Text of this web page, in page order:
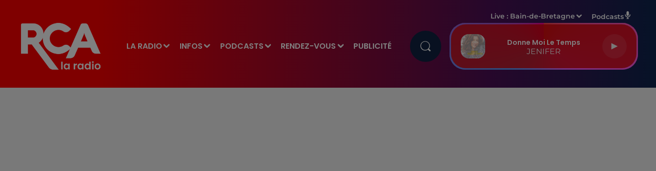
LA RADIO INFOS PODCASTS RENDEZ-VOUS PUBLICITÉ
Live : Bain-de-Bretagne Podcasts
Donne Moi Le Temps
JENIFER